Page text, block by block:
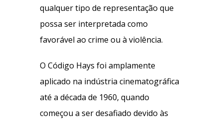
qualquer tipo de representação que
possa ser interpretada como
favorável ao crime ou à violência.
O Código Hays foi amplamente
aplicado na indústria cinematográfica
até a década de 1960, quando
começou a ser desafiado devido às